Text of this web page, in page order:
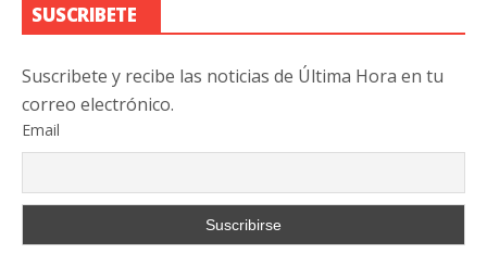
SUSCRIBETE
Suscribete y recibe las noticias de Última Hora en tu
correo electrónico.
Email